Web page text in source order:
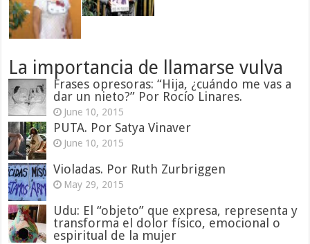
La importancia de llamarse vulva
Frases opresoras: “Hija, ¿cuándo me vas a
dar un nieto?” Por Rocío Linares.
June 10, 2015
PUTA. Por Satya Vinaver
June 10, 2015
Violadas. Por Ruth Zurbriggen
May 29, 2015
Udu: El “objeto” que expresa, representa y
transforma el dolor físico, emocional o
espiritual de la mujer